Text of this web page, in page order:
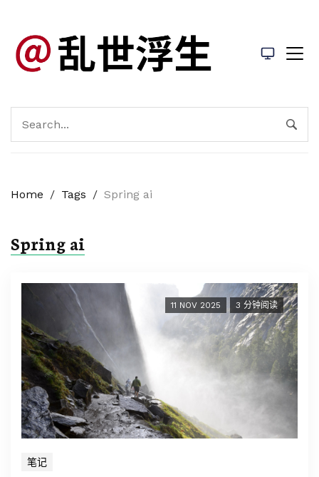
Home / Tags / Spring ai
Spring ai
11 NOV 2025 3 分钟阅读
笔记